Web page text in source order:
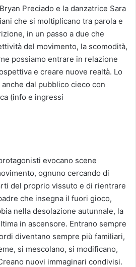
Preciado e la danzatrice Sara
che si moltiplicano tra parola e
in un passo a due che
del movimento, la scomodità,
possiamo entrare in relazione
e creare nuove realtà. Lo
dal pubblico cieco con
(info e ingressi
evocano scene
ognuno cercando di
del proprio vissuto e di rientrare
che insegna il fuori gioco,
nella desolazione autunnale, la
in ascensore. Entrano sempre
diventano sempre più familiari,
si mescolano, si modificano,
nuovi immaginari condivisi.